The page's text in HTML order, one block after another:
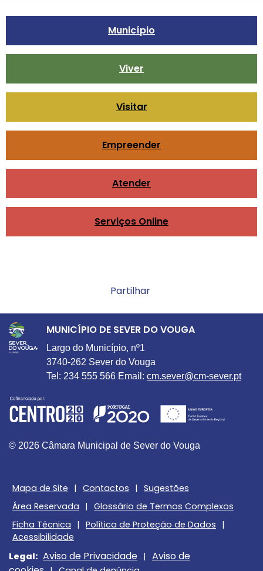
Município
Viver
Visitar
Empreender
Atender
Serviços Online
Partilhar
MUNICÍPIO DE SEVER DO VOUGA
Largo do Município, nº1
3740-262 Sever do Vouga
Tel: 234 555 566 Email: cm.sever@cm-sever.pt
© 2026 Câmara Municipal de Sever do Vouga
Mapa de Site | Contactos | Sugestões
Área Reservada | Glossário de Termos Complexos
Ficha Técnica | Política de Proteção de Dados |
Acessibilidade
Legal: Aviso de Privacidade | Aviso de